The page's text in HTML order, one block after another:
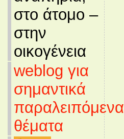
στο άτομο –
στην
οικογένεια
weblog για
σημαντικά
παραλειπόμενα
θέματα